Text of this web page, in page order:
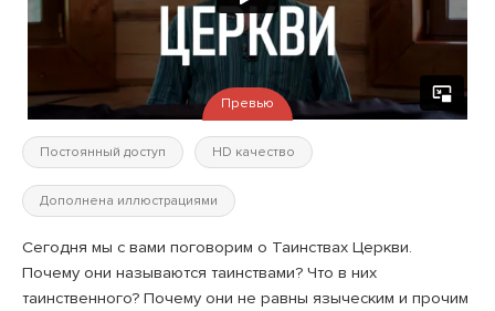
Превью
Постоянный доступ HD качество
Дополнена иллюстрациями
Сегодня мы с вами поговорим о Таинствах Церкви.
Почему они называются таинствами? Что в них
таинственного? Почему они не равны языческим и прочим